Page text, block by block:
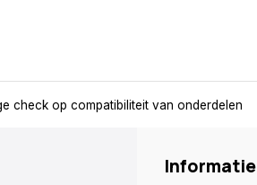
check op compatibiliteit van onderdelen
Informatie